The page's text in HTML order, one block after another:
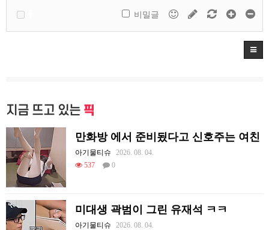
비밀글
지금 뜨고 있는 픽
만화방 에서 준비됬다고 신호주는 여친
아기물티슈
2026. 08. 04.
537
0
미대생 곽범이 그린 유재석 ㅋㅋ
아기물티슈
2026. 08. 04.